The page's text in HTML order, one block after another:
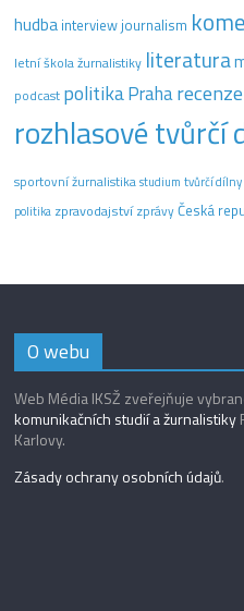
hudba interview journalism
letní škola žurnalistiky literatura
podcast politikaPraharecenze
rozhlasové tvůrčí
sportovní žurnalistika studium tvůrčí dílny
politika zpravodajstvízprávyČeská
O webu
Web Média IKSŽ zveřejňuje
komunikačních studií a žurnalistiky
Karlovy.
Zásady ochrany osobních údajů.